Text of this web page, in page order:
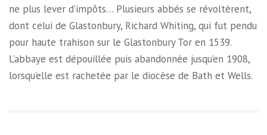
ne plus lever d’impôts… Plusieurs abbés se révoltèrent,
dont celui de Glastonbury, Richard Whiting, qui fut pendu
pour haute trahison sur le Glastonbury Tor en 1539.
L’abbaye est dépouillée puis abandonnée jusqu’en 1908,
lorsqu’elle est rachetée par le diocèse de Bath et Wells.